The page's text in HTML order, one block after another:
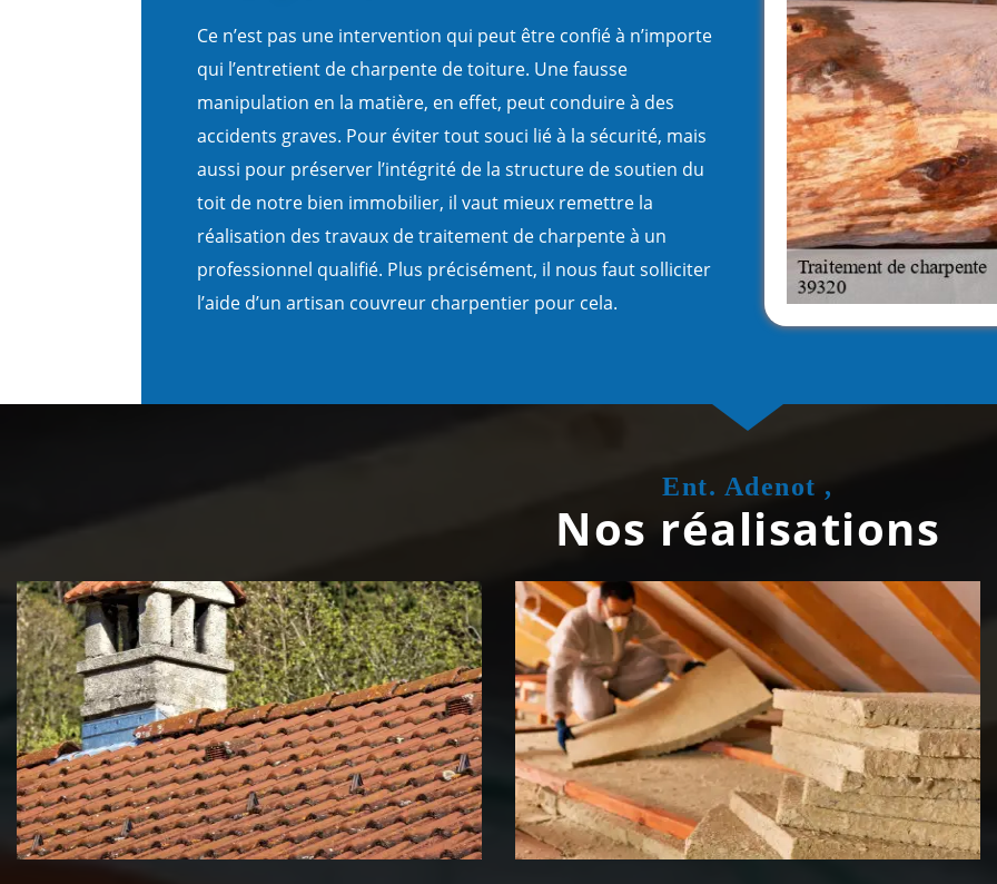
Ce n’est pas une intervention qui peut être confié à n’importe
qui l’entretient de charpente de toiture. Une fausse
manipulation en la matière, en effet, peut conduire à des
accidents graves. Pour éviter tout souci lié à la sécurité, mais
aussi pour préserver l’intégrité de la structure de soutien du
toit de notre bien immobilier, il vaut mieux remettre la
réalisation des travaux de traitement de charpente à un
professionnel qualifié. Plus précisément, il nous faut solliciter
l’aide d’un artisan couvreur charpentier pour cela.
Ent. Adenot ,
Nos réalisations
Couvreur zingueur 39 Jura Isolation de toiture 39 Jura